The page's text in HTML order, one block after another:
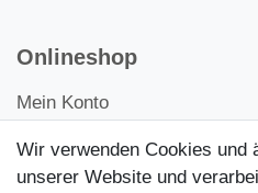
Onlineshop
Mein Konto
Kontakt
Kundenretouren
Wir verwenden Cookies und
unserer Website und